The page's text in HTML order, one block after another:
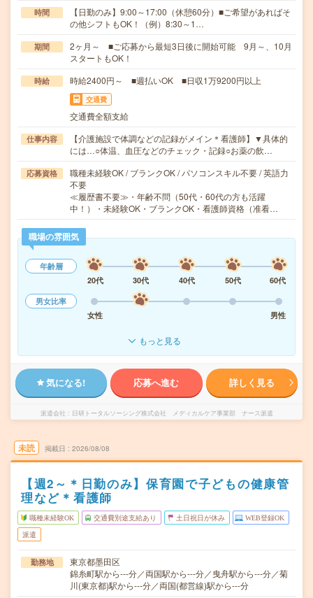
時間
【日勤のみ】9:00～17:00（休憩60分）■ご希望があればそ
の他シフトもOK！（例）8:30～1…
期間
2ヶ月～ ■ご応募から最短3日後に開始可能 9月～、10月
スタートもOK！
時給 時給2400円～ ■週払いOK ■日収1万9200円以上
交通費
交通費全額支給
仕事内容
【介護施設で体調などの記録がメイン＊看護師】▼具体的
には…○体温、血圧などのチェック・記録○お薬の飲…
応募資格
職種未経験OK / ブランクOK / パソコンスキル不要 / 英語力
不要
≪履歴書不要≫・年齢不問（50代・60代の方も活躍
中！）・未経験OK・ブランクOK・看護師資格（准看…
職場の雰囲気
年齢層
20代
30代 40代 50代
60代
男女比率
女性
男性
もっと見る
気になる! 応募へ進む 詳しく見る
派遣会社 日研トータルソーシング株式会社 メディカルケア事業部 ナース派遣
未読 掲載日 2026/08/08
【週2～＊日勤のみ】保育園で子どもの健康管
理など＊看護師
職種未経験OK 交通費別途支給あり 土日祝日が休み WEB登録OK
派遣
勤務地
東京都墨田区
錦糸町駅から---分／両国駅から---分／曳舟駅から---分／菊
川(東京都)駅から---分／両国(都営線)駅から---分